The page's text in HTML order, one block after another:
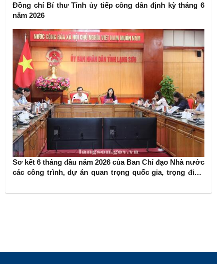
Đồng chí Bí thư Tỉnh ủy tiếp công dân định kỳ tháng 6
năm 2026
Sơ kết 6 tháng đầu năm 2026 của Ban Chỉ đạo Nhà nước
các công trình, dự án quan trọng quốc gia, trọng điểm